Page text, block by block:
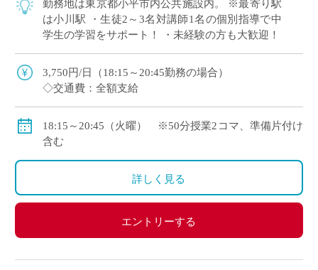
勤務地は東京都小平市内公共施設内。 ※最寄り駅
は小川駅 ・生徒2～3名対講師1名の個別指導で中
学生の学習をサポート！ ・未経験の方も大歓迎！
3,750円/日（18:15～20:45勤務の場合）
◇交通費：全額支給
18:15～20:45（火曜） ※50分授業2コマ、準備片付け
含む
詳しく見る
エントリーする